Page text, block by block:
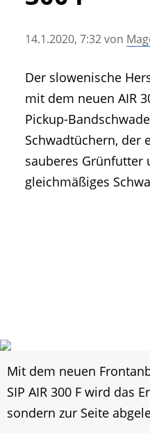
• Messen und
• Agritechnica
• Artikel nach
14.1.2020, 7:32von
Der slowenische
mit dem neuen AIR
Pickup-
Schwadtüchern, der
sauberes Grünfutter
gleichmäßiges
Mit dem neuen
SIP AIR 300 F wird das
sondern zur Seite